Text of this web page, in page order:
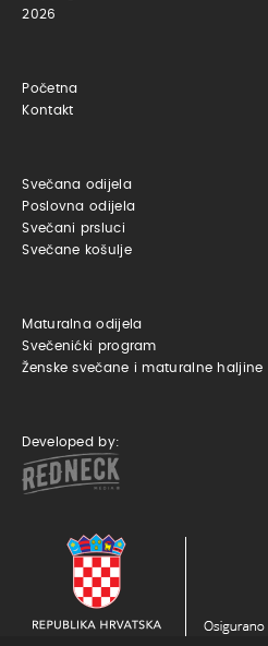
2026
Početna
Kontakt
Svečana odijela
Poslovna odijela
Svečani prsluci
Svečane košulje
Maturalna odijela
Svečenićki program
Ženske svečane i maturalne haljine
Developed by: